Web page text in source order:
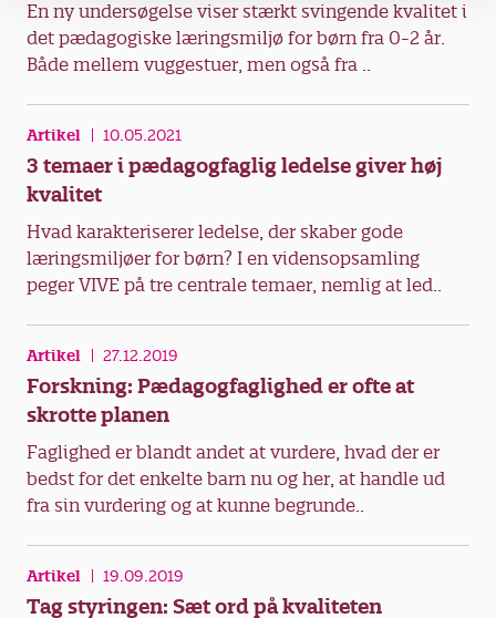
En ny undersøgelse viser stærkt svingende kvalitet i
det pædagogiske læringsmiljø for børn fra 0-2 år.
Både mellem vuggestuer, men også fra ..
Artikel 10.05.2021
3 temaer i pædagogfaglig ledelse giver høj
kvalitet
Hvad karakteriserer ledelse, der skaber gode
læringsmiljøer for børn? I en vidensopsamling
peger VIVE på tre centrale temaer, nemlig at led..
Artikel 27.12.2019
Forskning: Pædagogfaglighed er ofte at
skrotte planen
Faglighed er blandt andet at vurdere, hvad der er
bedst for det ­enkelte barn nu og her, at handle ud
fra sin vurdering og at kunne begrunde..
Artikel 19.09.2019
Tag styringen: Sæt ord på kvaliteten